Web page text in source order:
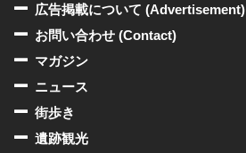
広告掲載について (Advertisement)
お問い合わせ (Contact)
マガジン
ニュース
街歩き
遺跡観光